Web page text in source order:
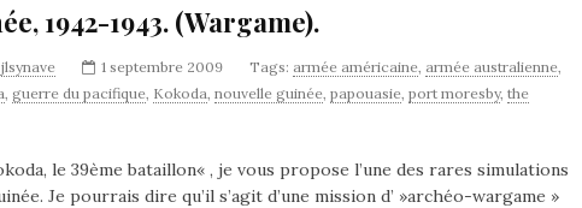
1942-1943. (Wargame).
jlsynave 1 septembre 2009 Tags: armée américaine, armée australienne,
, guerre du pacifique, Kokoda, nouvelle guinée, papouasie, port moresby, the
le 39ème bataillon« , je vous propose l’une des rares simulations
Je pourrais dire qu’il s’agit d’une mission d’ »archéo-wargame »